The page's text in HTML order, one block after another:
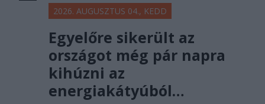
2026. AUGUSZTUS 04., KEDD
Egyelőre sikerült az
országot még pár napra
kihúzni az
energiakátyúból…